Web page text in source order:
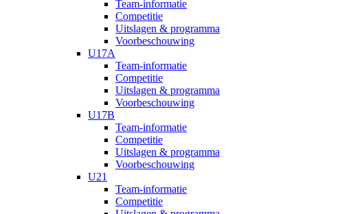
Team-informatie
Competitie
Uitslagen & programma
Voorbeschouwing
U17A
Team-informatie
Competitie
Uitslagen & programma
Voorbeschouwing
U17B
Team-informatie
Competitie
Uitslagen & programma
Voorbeschouwing
U21
Team-informatie
Competitie